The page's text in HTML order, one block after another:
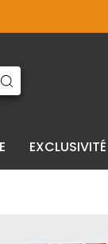
EXCLUSIVITÉ